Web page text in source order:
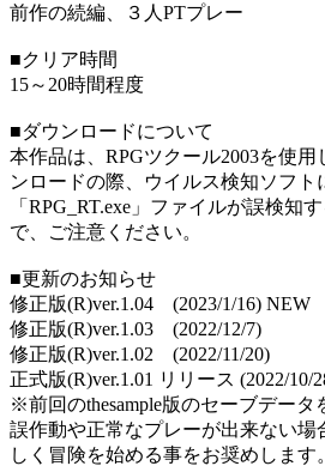
前作の続編、３人PTプレー
■クリア時間
15～20時間程度
■ダウンロードについて
本作品は、RPGツクール2003を使
ンロードの際、ウイルス検知ソフト
「RPG_RT.exe」ファイルが誤検知
で、ご注意ください。
■更新のお知らせ
修正版(R)ver.1.04 (2023/1/16) NEW
修正版(R)ver.1.03 (2022/12/7)
修正版(R)ver.1.02 (2022/11/20)
正式版(R)ver.1.01 リリース (2022/10/
※前回のthesample版のセーブデータ
誤作動や正常なプレーが出来ない場
しく冒険を始める事をお奨めします。